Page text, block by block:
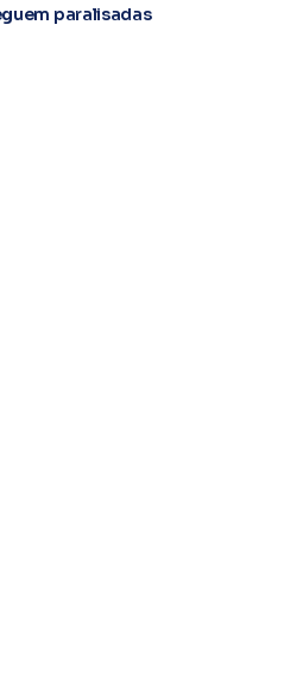
paralisadas